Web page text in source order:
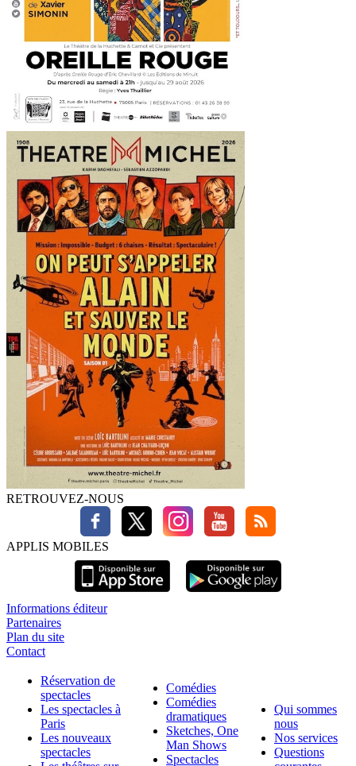
RETROUVEZ-NOUS
APPLIS MOBILES
Informations éditeur
Partenaires
Plan du site
Contact
Réservation de
spectacles
Les spectacles à
Paris
Les nouveaux
spectacles
Comédies
Comédies
dramatiques
Sketches, One
Man Shows
Spectacles
Qui sommes
nous
Nos services
Questions